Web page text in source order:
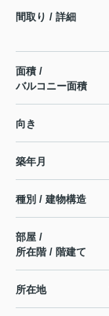
間取り / 詳細
面積 /
バルコニー面積
向き
築年月
種別 / 建物構造
部屋 /
所在階 / 階建て
所在地